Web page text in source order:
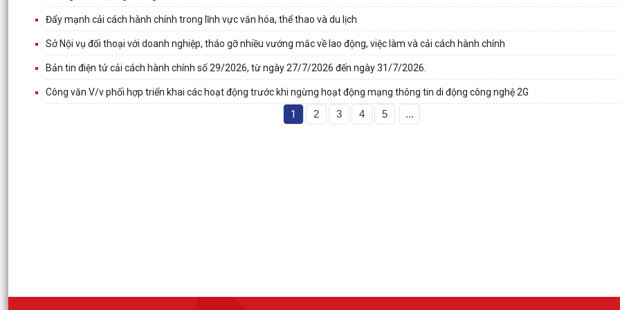
Đẩy mạnh cải cách hành chính trong lĩnh vực văn hóa, thể thao và du lịch
Sở Nội vụ đối thoại với doanh nghiệp, tháo gỡ nhiều vướng mắc về lao động, việc làm và cải cách hành chính
Bản tin điện tử cải cách hành chính số 29/2026, từ ngày 27/7/2026 đến ngày 31/7/2026.
Công văn V/v phối hợp triển khai các hoạt động trước khi ngừng hoạt động mạng thông tin di động công nghệ 2G
1 2 3 4 5 ...